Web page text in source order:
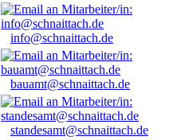
info@schnaittach.de
bauamt@schnaittach.de
standesamt@schnaittach.de